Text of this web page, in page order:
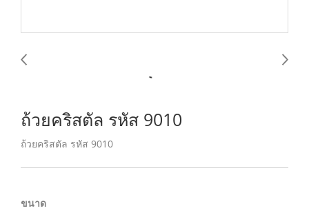
ถ้วยคริสตัล รหัส 9010
ถ้วยคริสตัล รหัส 9010
ขนาด